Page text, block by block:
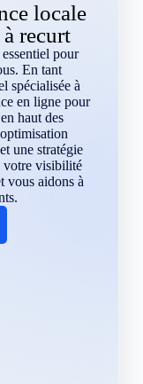
locale
recurt
pour
En tant
spécialisée à
en ligne pour
haut des
une stratégie
votre visibilité
vous aidons à